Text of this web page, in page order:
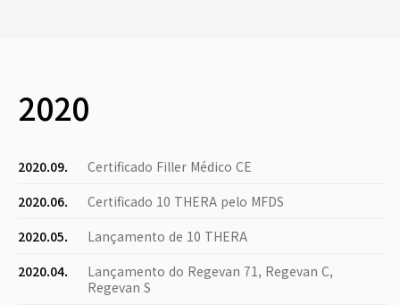
2020
2020.09.
Certificado Filler Médico CE
2020.06.
Certificado 10 THERA pelo MFDS
2020.05.
Lançamento de 10 THERA
2020.04.
Lançamento do Regevan 71, Regevan C,
Regevan S